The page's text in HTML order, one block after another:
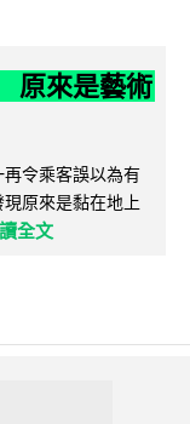
原來是藝術
令乘客誤以為有
原來是黏在地上
全文